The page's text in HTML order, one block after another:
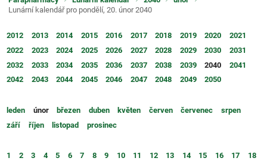
Lunární kalendář pro pondělí, 20. únor 2040
2012 2013 2014 2015 2016 2017 2018 2019 2020
2021
2022
2023 2024 2025 2026 2027 2028 2029 2030
2031
2032
2033 2034 2035 2036 2037 2038 2039 2040
2041
2042
2043 2044 2045 2046 2047 2048 2049 2050
leden únor březen duben květen červen červenec
srpen
září
říjen listopad prosinec
1 2 3 4 5 6 7 8 9 10 11 12 13 14 15 16 17
18